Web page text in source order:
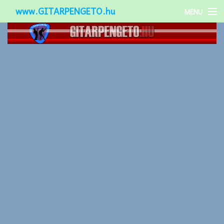
www.GITARPENGETO.hu MENU
Népszerű-